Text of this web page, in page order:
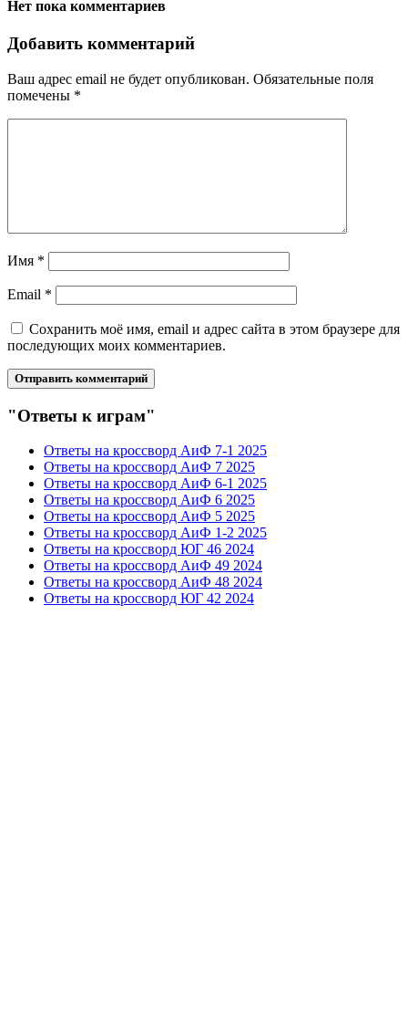
Нет пока комментариев
Добавить комментарий
Ваш адрес email не будет опубликован. Обязательные поля
помечены *
Имя *
Email *
Сохранить моё имя, email и адрес сайта в этом браузере для
последующих моих комментариев.
"Ответы к играм"
Ответы на кроссворд АиФ 7-1 2025
Ответы на кроссворд АиФ 7 2025
Ответы на кроссворд АиФ 6-1 2025
Ответы на кроссворд АиФ 6 2025
Ответы на кроссворд АиФ 5 2025
Ответы на кроссворд АиФ 1-2 2025
Ответы на кроссворд ЮГ 46 2024
Ответы на кроссворд АиФ 49 2024
Ответы на кроссворд АиФ 48 2024
Ответы на кроссворд ЮГ 42 2024